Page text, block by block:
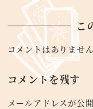
こ
コメントはありません
コメントを残す
メールアドレスが公